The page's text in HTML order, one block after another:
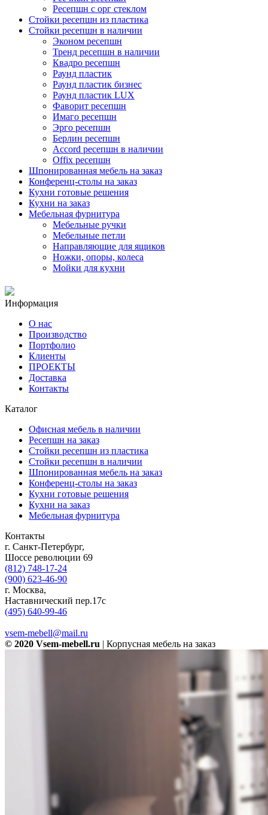
Ресепшн с орг стеклом
Стойки ресепшн из пластика
Стойки ресепшн в наличии
Эконом ресепшн
Тренд ресепшн в наличии
Квадро ресепшн
Раунд пластик
Раунд пластик бизнес
Раунд пластик LUX
Фаворит ресепшн
Имаго ресепшн
Эрго ресепшн
Берлин ресепшн
Accord ресепшн в наличии
Offix ресепшн
Шпонированная мебель на заказ
Конференц-столы на заказ
Кухни готовые решения
Кухни на заказ
Мебельная фурнитура
Мебельные ручки
Мебельные петли
Направляющие для ящиков
Ножки, опоры, колеса
Мойки для кухни
Информация
О нас
Производство
Портфолио
Клиенты
ПРОЕКТЫ
Доставка
Контакты
Каталог
Офисная мебель в наличии
Ресепшн на заказ
Стойки ресепшн из пластика
Стойки ресепшн в наличии
Шпонированная мебель на заказ
Конференц-столы на заказ
Кухни готовые решения
Кухни на заказ
Мебельная фурнитура
Контакты
г. Санкт-Петербург,
Шоссе революции 69
(812) 748-17-24
(900) 623-46-90
г. Москва,
Наставнический пер.17с
(495) 640-99-46
vsem-mebell@mail.ru
© 2020 Vsem-mebell.ru | Корпусная мебель на заказ